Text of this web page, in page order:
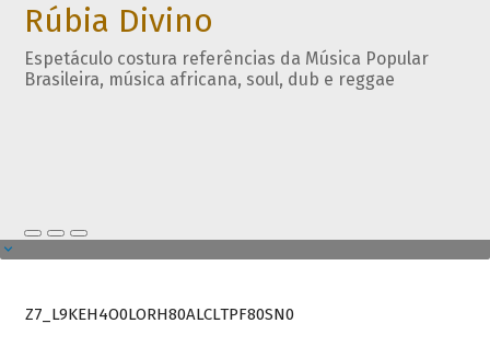
Rúbia Divino
Espetáculo costura referências da Música Popular
Brasileira, música africana, soul, dub e reggae
Z7_L9KEH4O0LORH80ALCLTPF80SN0